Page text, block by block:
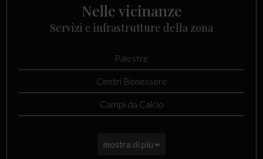
Nelle vicinanze
Servizi e infrastrutture della zona
Palestre
Centri Benessere
Campi da Calcio
mostra di più